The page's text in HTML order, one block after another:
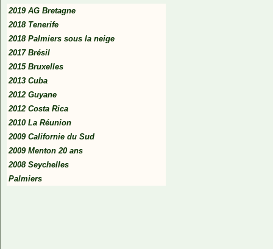
2019 AG Bretagne
2018 Tenerife
2018 Palmiers sous la neige
2017 Brésil
2015 Bruxelles
2013 Cuba
2012 Guyane
2012 Costa Rica
2010 La Réunion
2009 Californie du Sud
2009 Menton 20 ans
2008 Seychelles
Palmiers